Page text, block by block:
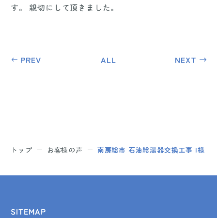
す。 親切にして頂きました。
PREV ALL NEXT
トップ お客様の声 南房総市 石油給湯器交換工事 I様
SITEMAP